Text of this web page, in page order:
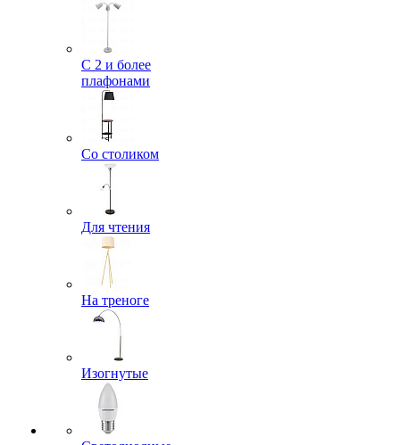
С 2 и более
плафонами
Со столиком
Для чтения
На треноге
Изогнутые